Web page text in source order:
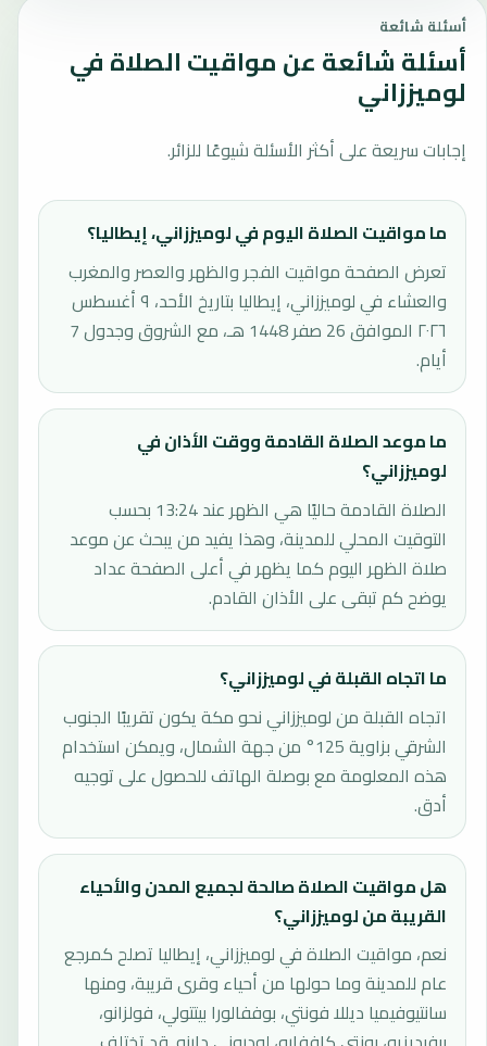
أسئلة شائعة
أسئلة شائعة عن مواقيت الصلاة في
لوميززاني
إجابات سريعة على أكثر الأسئلة شيوعًا للزائر.
ما مواقيت الصلاة اليوم في لوميززاني، إيطاليا؟
تعرض الصفحة مواقيت الفجر والظهر والعصر والمغرب
والعشاء في لوميززاني، إيطاليا بتاريخ الأحد، ٩ أغسطس
٢٠٢٦ الموافق 26 صفر 1448 هـ، مع الشروق وجدول 7
أيام.
ما موعد الصلاة القادمة ووقت الأذان في
لوميززاني؟
الصلاة القادمة حاليًا هي الظهر عند 13:24 بحسب
التوقيت المحلي للمدينة، وهذا يفيد من يبحث عن موعد
صلاة الظهر اليوم كما يظهر في أعلى الصفحة عداد
يوضح كم تبقى على الأذان القادم.
ما اتجاه القبلة في لوميززاني؟
اتجاه القبلة من لوميززاني نحو مكة يكون تقريبًا الجنوب
الشرقي بزاوية 125° من جهة الشمال، ويمكن استخدام
هذه المعلومة مع بوصلة الهاتف للحصول على توجيه
أدق.
هل مواقيت الصلاة صالحة لجميع المدن والأحياء
القريبة من لوميززاني؟
نعم، مواقيت الصلاة في لوميززاني، إيطاليا تصلح كمرجع
عام للمدينة وما حولها من أحياء وقرى قريبة، ومنها
سانتيوفيميا ديللا فونتي، بوففالورا بيتتولي، فولزانو،